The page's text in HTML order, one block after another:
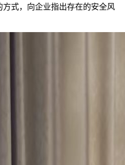
式，向企业指出存在的安全风